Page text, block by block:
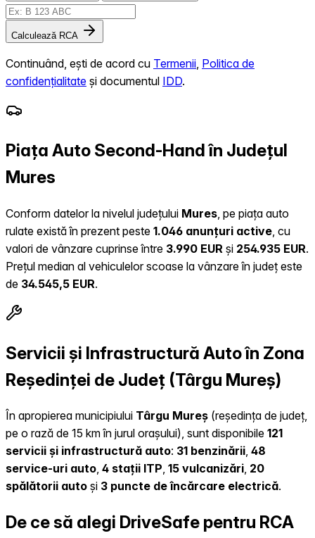
Calculează RCA
Continuând, ești de acord cu Termenii Politica de
confidențialitate și documentul IDD.
Piața Auto Second-Hand în Județul
Mures
Conform datelor la nivelul județului Mures , pe piața auto
rulate există în prezent peste 1.046 anunțuri active , cu
valori de vânzare cuprinse între 3.990 EUR și 254.935 EUR.
Prețul median al vehiculelor scoase la vânzare în județ este
de 34.545,5 EUR.
Servicii și Infrastructură Auto în Zona
Reședinței de Județ (Târgu Mureș)
În apropierea municipiului Târgu Mureș (reședința de județ,
pe o rază de 15 km în jurul orașului), sunt disponibile 121
servicii și infrastructură auto: 31 benzinării, 48
service-uri auto, 4 stații ITP, 15 vulcanizări, 20
spălătorii auto și 3 puncte de încărcare electrică.
De ce să alegi DriveSafe pentru RCA